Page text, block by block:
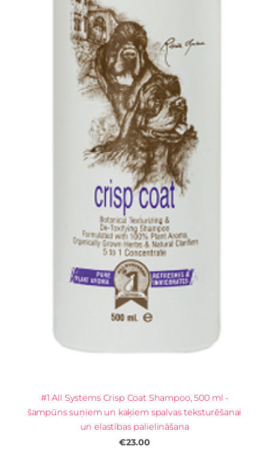
#1 All Systems Crisp Coat Shampoo, 500 ml -
šampūns suņiem un kaķiem spalvas teksturēšanai
un elastības palielināšana
€23.00